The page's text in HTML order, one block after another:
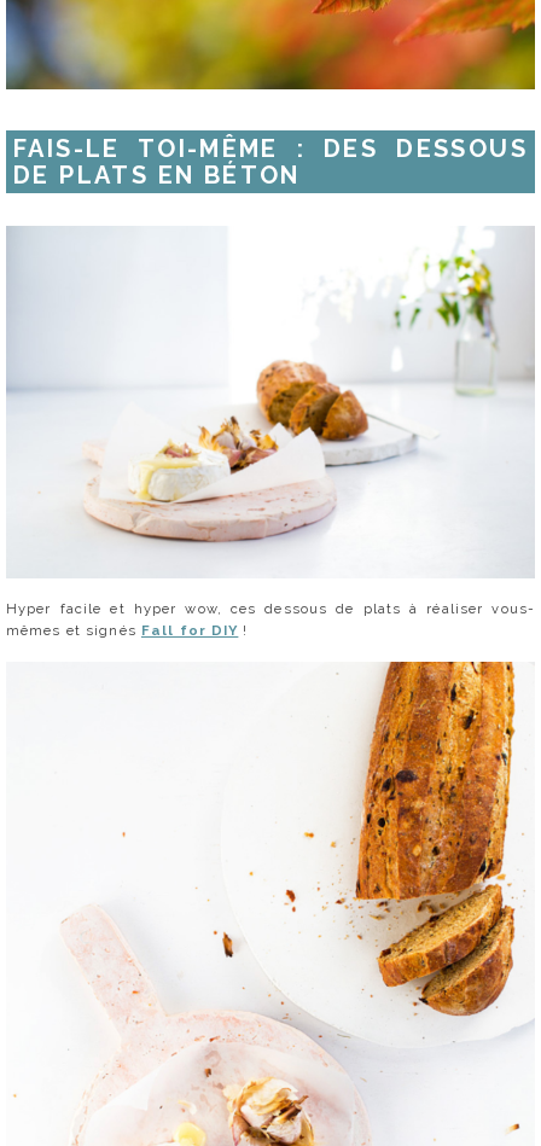
FAIS-LE TOI-MÊME : DES DESSOUS
DE PLATS EN BÉTON
Hyper facile et hyper wow, ces dessous de plats à réaliser vous-
mêmes et signés Fall for DIY !